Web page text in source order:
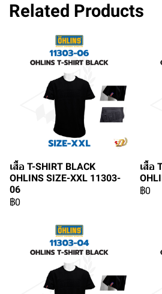
Related Products
เสื้อ T-SHIRT BLACK
OHLINS SIZE-XXL 11303-
06
฿0
เสื้อ
฿0